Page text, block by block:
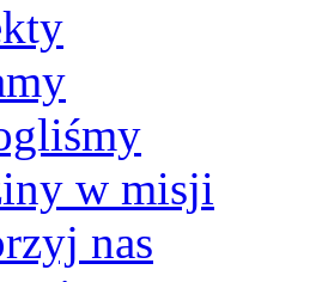
w misji
nas